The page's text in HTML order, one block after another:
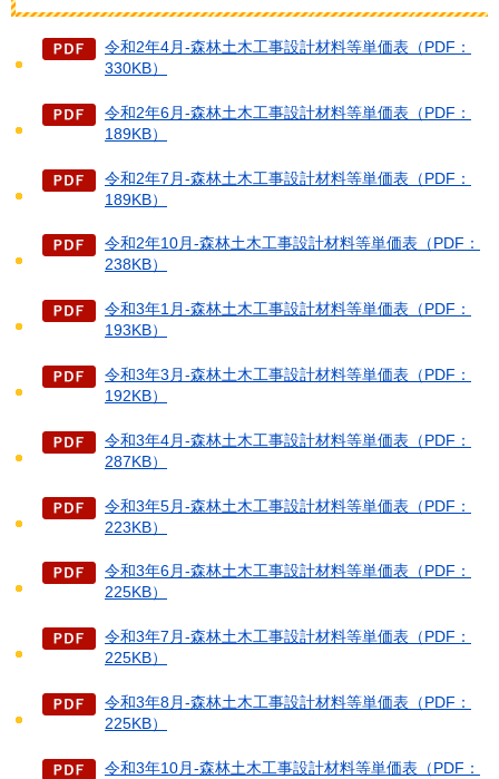
令和2年4月-森林土木工事設計材料等単価表（PDF：
330KB）
令和2年6月-森林土木工事設計材料等単価表（PDF：
189KB）
令和2年7月-森林土木工事設計材料等単価表（PDF：
189KB）
令和2年10月-森林土木工事設計材料等単価表（PDF：
238KB）
令和3年1月-森林土木工事設計材料等単価表（PDF：
193KB）
令和3年3月-森林土木工事設計材料等単価表（PDF：
192KB）
令和3年4月-森林土木工事設計材料等単価表（PDF：
287KB）
令和3年5月-森林土木工事設計材料等単価表（PDF：
223KB）
令和3年6月-森林土木工事設計材料等単価表（PDF：
225KB）
令和3年7月-森林土木工事設計材料等単価表（PDF：
225KB）
令和3年8月-森林土木工事設計材料等単価表（PDF：
225KB）
令和3年10月-森林土木工事設計材料等単価表（PDF：